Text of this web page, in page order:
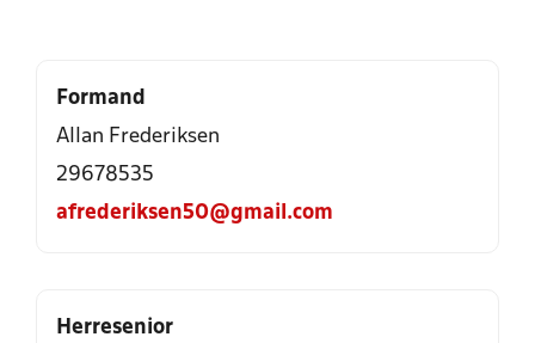
Formand
Allan Frederiksen
29678535
afrederiksen50@gmail.com
Herresenior